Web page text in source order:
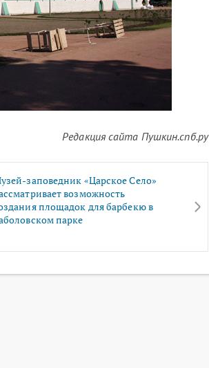
Редакция сайта Пушкин.спб.ру
заповедник «Царское Село»
возможность
площадок для барбекю в
парке